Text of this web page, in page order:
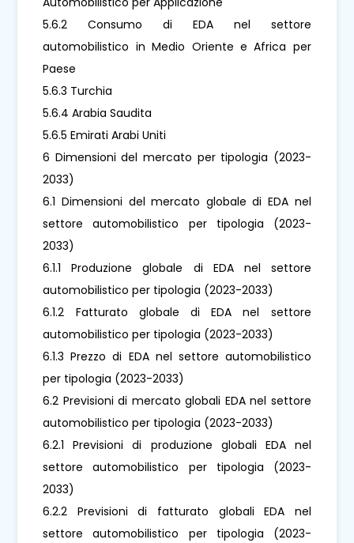
5.6.2 Consumo di EDA nel settore
automobilistico in Medio Oriente e Africa per
Paese
5.6.3 Turchia
5.6.4 Arabia Saudita
5.6.5 Emirati Arabi Uniti
6 Dimensioni del mercato per tipologia (2023-
2033)
6.1 Dimensioni del mercato globale di EDA nel
settore automobilistico per tipologia (2023-
2033)
6.1.1 Produzione globale di EDA nel settore
automobilistico per tipologia (2023-2033)
6.1.2 Fatturato globale di EDA nel settore
automobilistico per tipologia (2023-2033)
6.1.3 Prezzo di EDA nel settore automobilistico
per tipologia (2023-2033)
6.2 Previsioni di mercato globali EDA nel settore
automobilistico per tipologia (2023-2033)
6.2.1 Previsioni di produzione globali EDA nel
settore automobilistico per tipologia (2023-
2033)
6.2.2 Previsioni di fatturato globali EDA nel
settore automobilistico per tipologia (2023-